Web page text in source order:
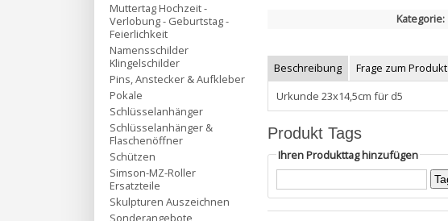
Kategorie:
Beschreibung
Frage zum Produkt
Urkunde 23x14,5cm für d5
Produkt Tags
Ihren Produkttag hinzufügen
Muttertag Hochzeit -
Verlobung - Geburtstag -
Feierlichkeit
Namensschilder
Klingelschilder
Pins, Anstecker & Aufkleber
Pokale
Schlüsselanhänger
Schlüsselanhänger &
Flaschenöffner
Schützen
Simson-MZ-Roller
Ersatzteile
Skulpturen Auszeichnen
Sonderangebote